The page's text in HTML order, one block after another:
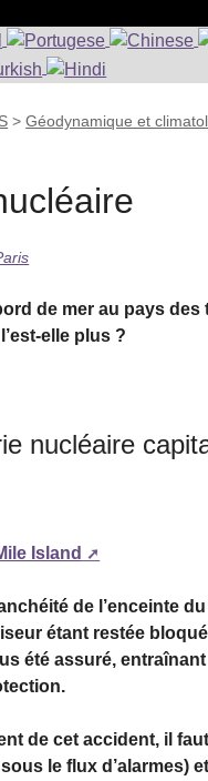
>Géodynamique et
de mer au pays
elle plus ?
nucléaire
Island
de l’enceinte
étant restée
été assuré,
de cet accident, il
le flux d’alarmes)